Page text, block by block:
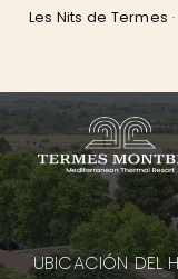
SkipLes Nits de Termes
UBICACIÓN DEL